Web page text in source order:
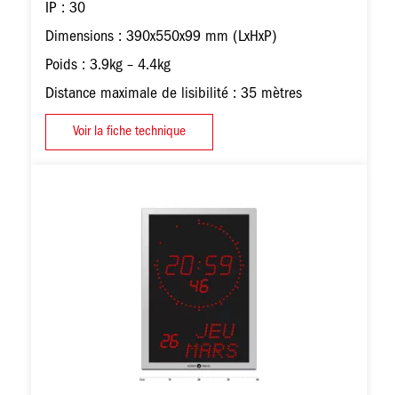
IP : 30
Dimensions : 390x550x99 mm (LxHxP)
Poids : 3.9kg – 4.4kg
Distance maximale de lisibilité : 35 mètres
Voir la fiche technique